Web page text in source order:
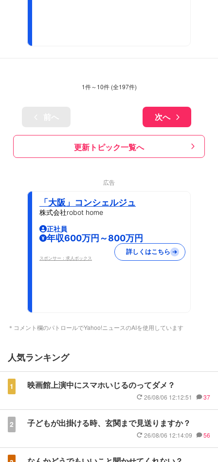
1件～10件 (全197件)
次へ
更新トピック一覧へ
広告
「大阪」コンシェルジュ
株式会社robot home
正社員
年収600万円～800万円
スポンサー：求人ボックス
詳しくはこちら
＊コメント欄のパトロールでYahoo!ニュースのAIを使用しています
人気ランキング
1 映画館上演中にスマホいじるのってダメ？
26/08/06 12:12:51 37
2 子どもが出掛ける時、玄関まで見送りますか？
26/08/06 12:14:09 56